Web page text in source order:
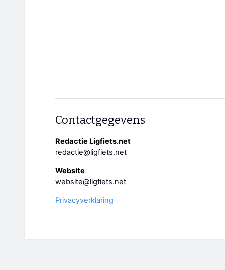
Contactgegevens
Redactie Ligfiets.net
redactie@ligfiets.net
Website
website@ligfiets.net
Privacyverklaring